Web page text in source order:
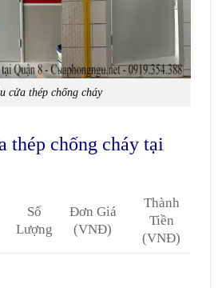
cửa thép chống cháy
thép chống cháy tại
Số
Lượng
Đơn Giá
(VNĐ)
Thành
Tiền
(VNĐ)